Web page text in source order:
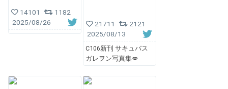
14101
1182
2025/08/26
21711
2121
2025/08/13
C106新刊 サキュバス
ガレヲン写真集💋